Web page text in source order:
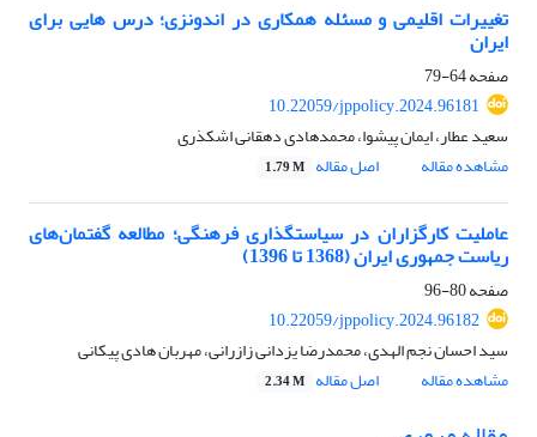
تغییرات اقلیمی و مسئله همکاری در اندونزی؛ درس هایی برای
ایران
صفحه64-79
10.22059/jppolicy.2024.96181
سعید عطار، ایمان پیشوا، محمدهادی دهقانی اشکذری
مشاهده مقاله
اصل مقاله 1.79 M
عاملیت کارگزاران در سیاستگذاری فرهنگی؛ مطالعه گفتمان‌های
ریاست جمهوری ایران (1368 تا 1396)
صفحه80-96
10.22059/jppolicy.2024.96182
سید احسان نجم الهدی، محمدرضا یزدانی زازرانی، مهربان هادی پیکانی
مشاهده مقاله
اصل مقاله 2.34 M